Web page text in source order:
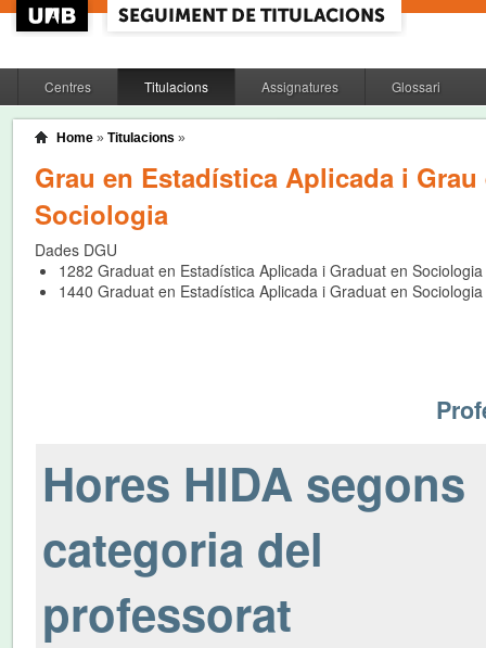
Centres Titulacions Assignatures Glossari
Home » Titulacions »
Grau en Estadística Aplicada i Grau
Sociologia
Dades DGU
1282 Graduat en Estadística Aplicada i Graduat en Sociologia
1440 Graduat en Estadística Aplicada i Graduat en Sociologia
Hores HIDA segons
categoria del
professorat